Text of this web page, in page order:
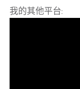
我的其他平台: